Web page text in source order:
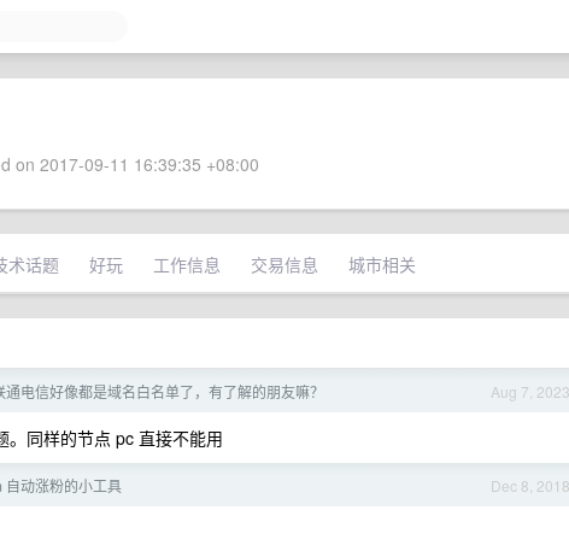
on 2017-09-11 16:39:35 +08:00
术话题 好玩 工作信息 交易信息 城市相关
Aug 7, 2023
通电信好像都是域名白名单了，有了解的朋友嘛？
。同样的节点 pc 直接不能用
Dec 8, 2018
自动涨粉的小工具